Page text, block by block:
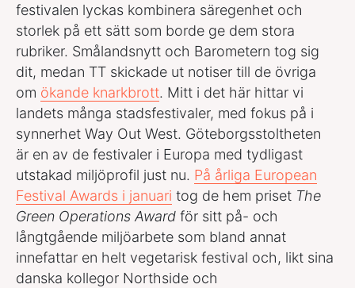
festivalen lyckas kombinera säregenhet och
storlek på ett sätt som borde ge dem stora
rubriker. Smålandsnytt och Barometern tog sig
dit, medan TT skickade ut notiser till de övriga
om ökande knarkbrott. Mitt i det här hittar vi
landets många stadsfestivaler, med fokus på i
synnerhet Way Out West. Göteborgsstoltheten
är en av de festivaler i Europa med tydligast
utstakad miljöprofil just nu. På årliga European
Festival Awards i januari tog de hem priset The
Green Operations Award för sitt på- och
långtgående miljöarbete som bland annat
innefattar en helt vegetarisk festival och, likt sina
danska kollegor Northside och